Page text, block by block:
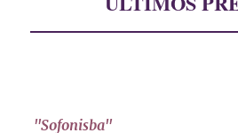
"Sofonisba"